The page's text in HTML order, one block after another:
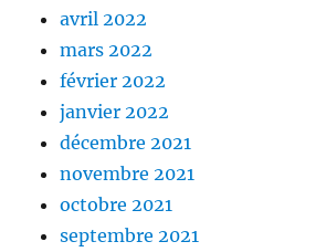
avril 2022
mars 2022
février 2022
janvier 2022
décembre 2021
novembre 2021
octobre 2021
septembre 2021